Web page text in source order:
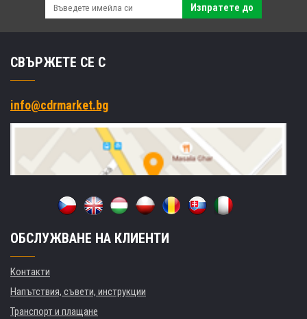
Изпратете до
СВЪРЖЕТЕ СЕ С
info@cdrmarket.bg
ОБСЛУЖВАНЕ НА КЛИЕНТИ
Контакти
Напътствия, съвети, инструкции
Транспорт и плащане